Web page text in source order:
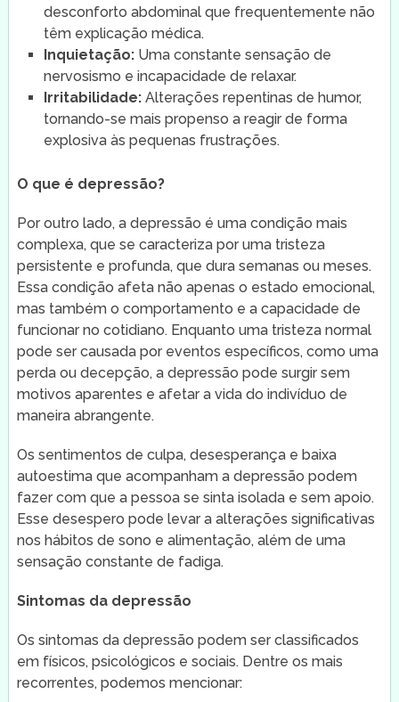
desconforto abdominal que frequentemente não
têm explicação médica.
Inquietação:Uma constante sensação de
nervosismo e incapacidade de relaxar.
Irritabilidade:Alterações repentinas de humor,
tornando-se mais propenso a reagir de forma
explosiva às pequenas frustrações.
O que é depressão?
Por outro lado, a depressão é uma condição mais
complexa, que se caracteriza por uma tristeza
persistente e profunda, que dura semanas ou meses.
Essa condição afeta não apenas o estado emocional,
mas também o comportamento e a capacidade de
funcionar no cotidiano. Enquanto uma tristeza normal
pode ser causada por eventos específicos, como uma
perda ou decepção, a depressão pode surgir sem
motivos aparentes e afetar a vida do indivíduo de
maneira abrangente.
Os sentimentos de culpa, desesperança e baixa
autoestima que acompanham a depressão podem
fazer com que a pessoa se sinta isolada e sem apoio.
Esse desespero pode levar a alterações significativas
nos hábitos de sono e alimentação, além de uma
sensação constante de fadiga.
Sintomas da depressão
Os sintomas da depressão podem ser classificados
em físicos, psicológicos e sociais. Dentre os mais
recorrentes, podemos mencionar: